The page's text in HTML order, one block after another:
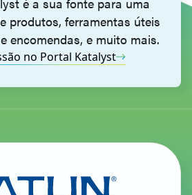
produtos, ferramentas úteis
encomendas, e muito mais.
no Portal Katalyst